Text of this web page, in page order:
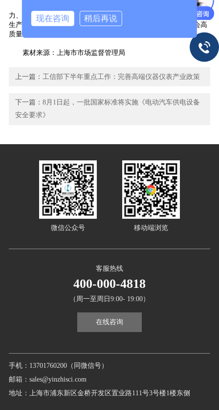
随着这5大检验检测中心正式成立，将有望提升上海产业支撑
力、科技创新力、服务保障力、平台带动力，并构建完善适配新质
生产力发展需求的先进检验检测体系，为上海乃至全国经济社会高
质量发展提供更加有力的支撑。
素材来源：上海市市场监督管理局
上一篇： 工信部下半年重点工作：完善高端仪器仪表产业政策
下一篇：8月1日起，一批国家标准将实施《电动汽车供电设备
安全要求》
手机：13701760200（同微信号）
邮箱：sales@yinzhisci.com
地址：上海市浦东新区金桥开发区置业路111号3号楼1楼东侧
客服热线
400-000-4818
（周一至周日9:00- 19:00）
在线咨询
微信公众号 移动端浏览
现在咨询 稍后再说